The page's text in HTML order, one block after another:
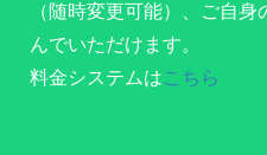
（随時変更可能）、ご自
んでいただけます。
料金システムはこちら